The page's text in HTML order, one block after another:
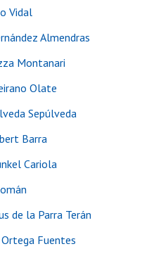
Vidal
Almendras
Montanari
Olate
Sepúlveda
Barra
Cariola
de la Parra Terán
Ortega Fuentes